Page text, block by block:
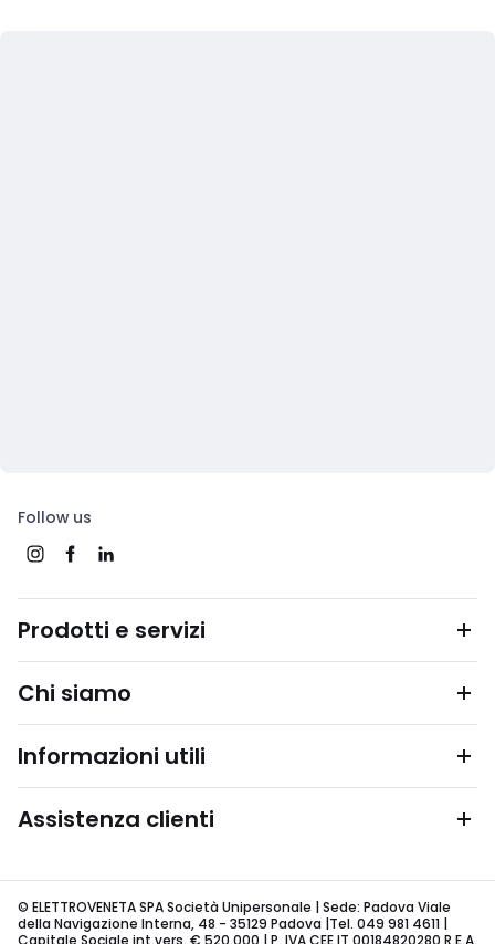
Follow us
Prodotti e servizi
Chi siamo
Informazioni utili
Assistenza clienti
© ELETTROVENETA SPA Società Unipersonale | Sede: Padova Viale
della Navigazione Interna, 48 - 35129 Padova |Tel. 049 981 4611 |
Capitale Sociale int.vers. € 520.000 | P. IVA CEE IT 00184820280 R.E.A.